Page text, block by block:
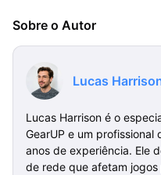
Sobre o Autor
Lucas
Lucas Harrison é o
GearUP e um
anos de experiência. Ele
de rede que afetam jogos